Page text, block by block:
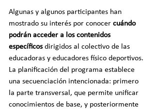
Algunas y algunos participantes han
mostrado su interés por conocer cuándo
podrán acceder a los contenidos
específicos dirigidos al colectivo de las
educadoras y educadores físico deportivos.
La planificación del programa establece
una secuenciación intencionada: primero
la parte transversal, que permite unificar
conocimientos de base, y posteriormente